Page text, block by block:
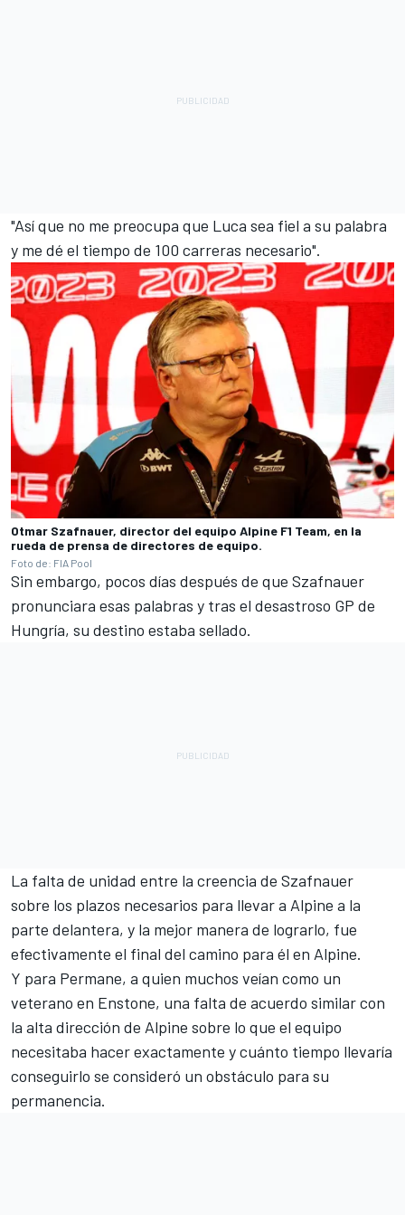
"Así que no me preocupa que Luca sea fiel a su palabra
y me dé el tiempo de 100 carreras necesario".
Otmar Szafnauer, director del equipo Alpine F1 Team, en la
rueda de prensa de directores de equipo.
Foto de: FIA Pool
Sin embargo, pocos días después de que Szafnauer
pronunciara esas palabras y tras el desastroso GP de
Hungría, su destino estaba sellado.
La falta de unidad entre la creencia de Szafnauer
sobre los plazos necesarios para llevar a Alpine a la
parte delantera, y la mejor manera de lograrlo, fue
efectivamente el final del camino para él en Alpine.
Y para Permane, a quien muchos veían como un
veterano en Enstone, una falta de acuerdo similar con
la alta dirección de Alpine sobre lo que el equipo
necesitaba hacer exactamente y cuánto tiempo llevaría
conseguirlo se consideró un obstáculo para su
permanencia.